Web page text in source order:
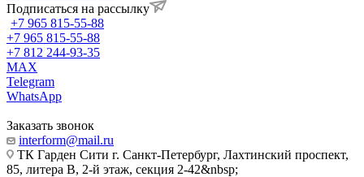
Подписаться на рассылку
+7 965 815-55-88
+7 965 815-55-88
+7 812 244-93-35
MAX
Telegram
WhatsApp
Заказать звонок
interform@mail.ru
ТК Гарден Сити г. Санкт-Петербург, Лахтинский проспект,
85, литера В, 2-й этаж, секция 2-42&nbsp;